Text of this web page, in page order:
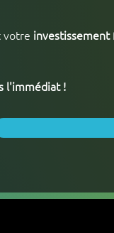
votre investissement
l'immédiat !